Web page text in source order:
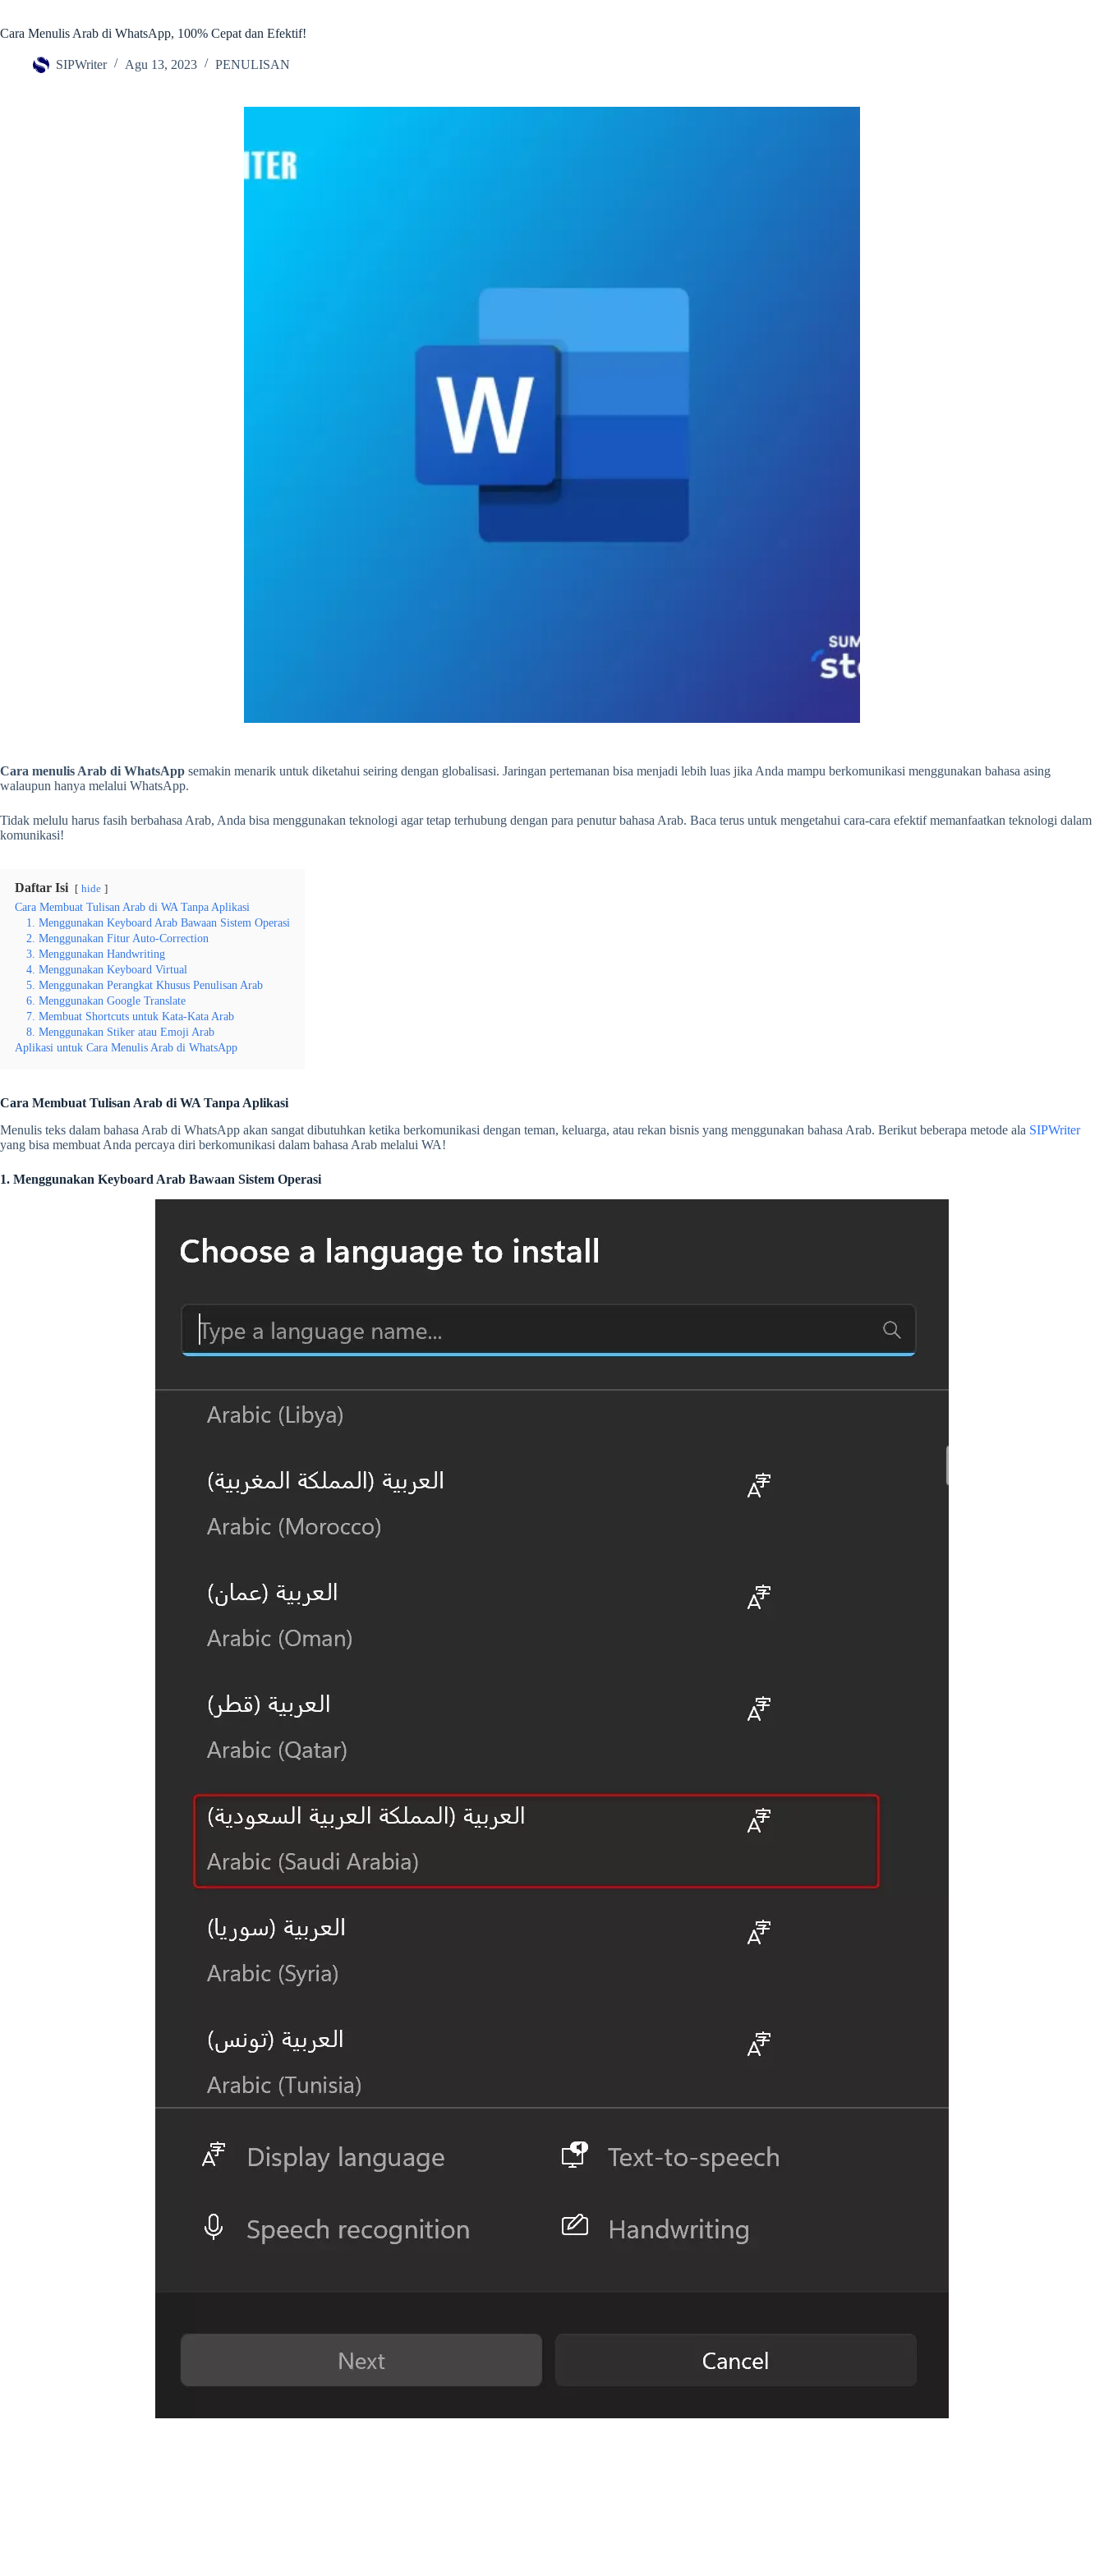
Cara Menulis Arab di WhatsApp, 100% Cepat dan Efektif!
SIPWriter Agu 13, 2023 PENULISAN
Cara menulis Arab di WhatsApp semakin menarik untuk diketahui seiring dengan globalisasi. Jaringan pertemanan bisa menjadi lebih luas jika Anda mampu berkomunikasi menggunakan bahasa asing
walaupun hanya melalui WhatsApp.
Tidak melulu harus fasih berbahasa Arab, Anda bisa menggunakan teknologi agar tetap terhubung dengan para penutur bahasa Arab. Baca terus untuk mengetahui cara-cara efektif memanfaatkan teknologi dalam
komunikasi!
Daftar Isi hide
Cara Membuat Tulisan Arab di WA Tanpa Aplikasi
1. Menggunakan Keyboard Arab Bawaan Sistem Operasi
2. Menggunakan Fitur Auto-Correction
3. Menggunakan Handwriting
4. Menggunakan Keyboard Virtual
5. Menggunakan Perangkat Khusus Penulisan Arab
6. Menggunakan Google Translate
7. Membuat Shortcuts untuk Kata-Kata Arab
8. Menggunakan Stiker atau Emoji Arab
Aplikasi untuk Cara Menulis Arab di WhatsApp
Cara Membuat Tulisan Arab di WA Tanpa Aplikasi
Menulis teks dalam bahasa Arab di WhatsApp akan sangat dibutuhkan ketika berkomunikasi dengan teman, keluarga, atau rekan bisnis yang menggunakan bahasa Arab. Berikut beberapa metode ala SIPWriter
yang bisa membuat Anda percaya diri berkomunikasi dalam bahasa Arab melalui WA!
1. Menggunakan Keyboard Arab Bawaan Sistem Operasi